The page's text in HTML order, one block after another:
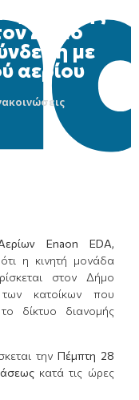
Δήμο
με
αερίου
Enaon EDA,
η κινητή μονάδα
στον Δήμο
κατοίκων που
δίκτυο διανομής
την Πέμπτη 28
κατά τις ώρες